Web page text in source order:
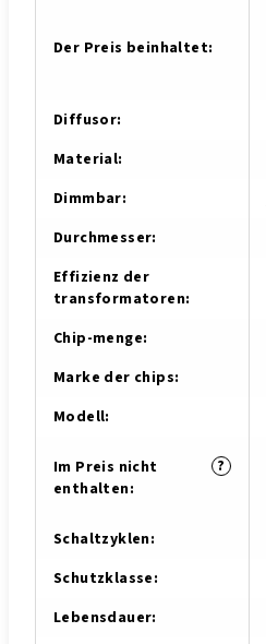
Der Preis beinhaltet:
Diffusor:
Material:
Dimmbar:
Durchmesser:
Effizienz der
transformatoren:
Chip-menge:
Marke der chips:
Modell:
?
Im Preis nicht
enthalten:
Schaltzyklen:
Schutzklasse:
Lebensdauer: